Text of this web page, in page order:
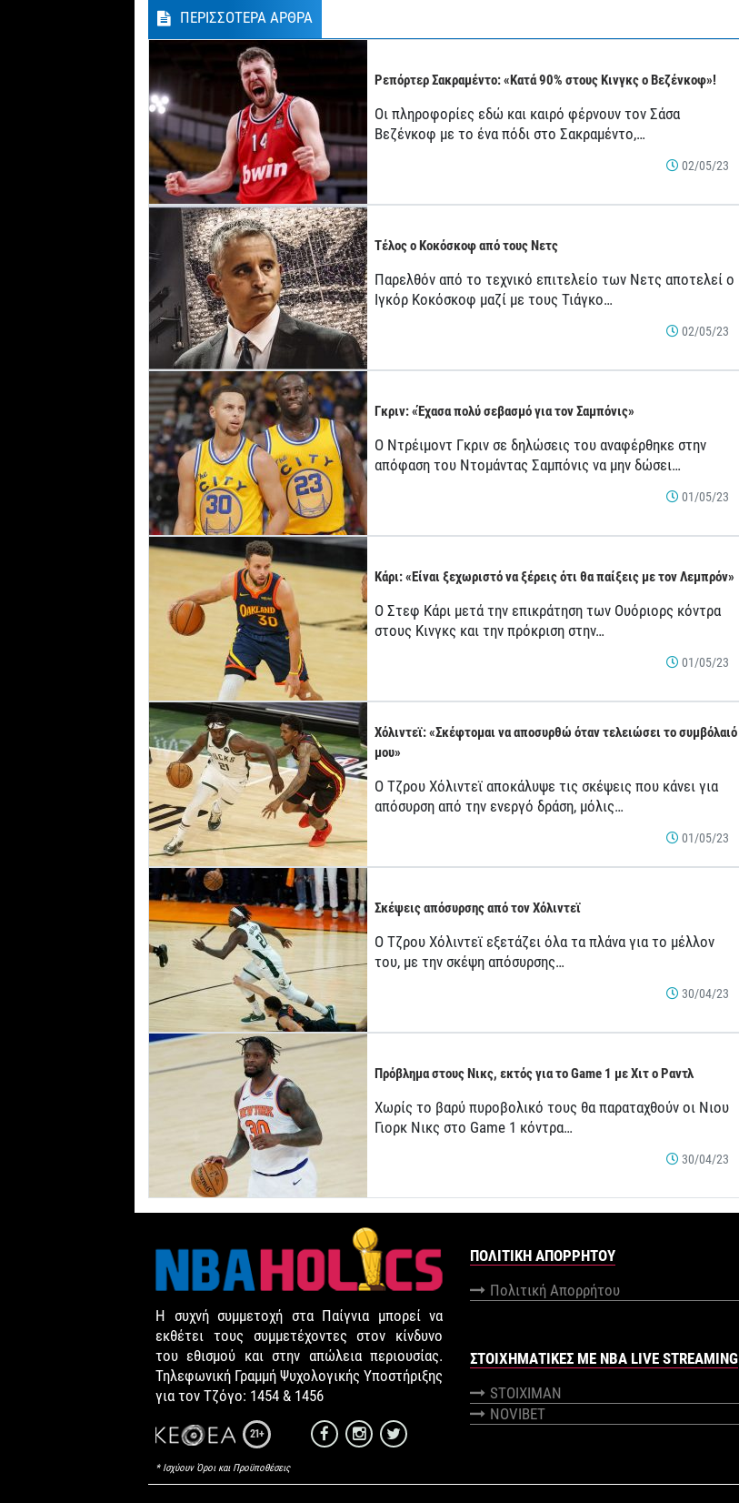
ΠΕΡΙΣΣΟΤΕΡΑ ΑΡΘΡΑ
Ρεπόρτερ Σακραμέντο: «Κατά 90% στους Κινγκς ο Βεζένκοφ»!
Οι πληροφορίες εδώ και καιρό φέρνουν τον Σάσα
Βεζένκοφ με το ένα πόδι στο Σακραμέντο,…
02/05/23
Τέλος ο Κοκόσκοφ από τους Νετς
Παρελθόν από το τεχνικό επιτελείο των Νετς αποτελεί ο
Ιγκόρ Κοκόσκοφ μαζί με τους Τιάγκο…
02/05/23
Γκριν: «Έχασα πολύ σεβασμό για τον Σαμπόνις»
Ο Ντρέιμοντ Γκριν σε δηλώσεις του αναφέρθηκε στην
απόφαση του Ντομάντας Σαμπόνις να μην δώσει…
01/05/23
Κάρι: «Είναι ξεχωριστό να ξέρεις ότι θα παίξεις με τον Λεμπρόν»
Ο Στεφ Κάρι μετά την επικράτηση των Ουόριορς κόντρα
στους Κινγκς και την πρόκριση στην…
01/05/23
Χόλιντεϊ: «Σκέφτομαι να αποσυρθώ όταν τελειώσει το συμβόλαιό
μου»
Ο Τζρου Χόλιντεϊ αποκάλυψε τις σκέψεις που κάνει για
απόσυρση από την ενεργό δράση, μόλις…
01/05/23
Σκέψεις απόσυρσης από τον Χόλιντεϊ
Ο Τζρου Χόλιντεϊ εξετάζει όλα τα πλάνα για το μέλλον
του, με την σκέψη απόσυρσης…
30/04/23
Πρόβλημα στους Νικς, εκτός για το Game 1 με Χιτ ο Ραντλ
Χωρίς το βαρύ πυροβολικό τους θα παραταχθούν οι Νιου
Γιορκ Νικς στο Game 1 κόντρα…
30/04/23
Η συχνή συμμετοχή στα Παίγνια μπορεί να
εκθέτει τους συμμετέχοντες στον κίνδυνο
του εθισμού και στην απώλεια περιουσίας.
Τηλεφωνική Γραμμή Ψυχολογικής Υποστήριξης
για τον Τζόγο: 1454 & 1456
21+
* Ισχύουν Όροι και Προϋποθέσεις
ΠΟΛΙΤΙΚΉ ΑΠΟΡΡΉΤΟΥ
Πολιτική Απορρήτου
ΣΤΟΙΧΗΜΑΤΙΚΕΣ ΜΕ NBA LIVE STREAMING
STOIXIMAN
NOVIBET